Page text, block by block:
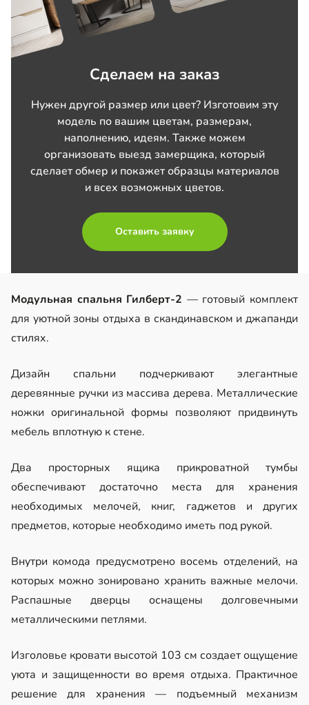
Сделаем на заказ
Нужен другой размер или цвет? Изготовим эту
модель по вашим цветам, размерам,
наполнению, идеям. Также можем
организовать выезд замерщика, который
сделает обмер и покажет образцы материалов
и всех возможных цветов.
Оставить заявку
Модульная спальня Гилберт-2 — готовый комплект
для уютной зоны отдыха в скандинавском и джапанди
стилях.
Дизайн спальни подчеркивают элегантные
деревянные ручки из массива дерева. Металлические
ножки оригинальной формы позволяют придвинуть
мебель вплотную к стене.
Два просторных ящика прикроватной тумбы
обеспечивают достаточно места для хранения
необходимых мелочей, книг, гаджетов и других
предметов, которые необходимо иметь под рукой.
Внутри комода предусмотрено восемь отделений, на
которых можно зонировано хранить важные мелочи.
Распашные дверцы оснащены долговечными
металлическими петлями.
Изголовье кровати высотой 103 см создает ощущение
уюта и защищенности во время отдыха. Практичное
решение для хранения — подъемный механизм